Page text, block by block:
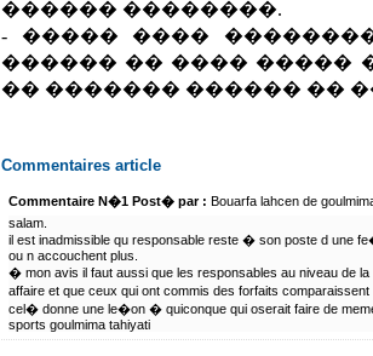
������ ��������.
- ����� ����
������ �� ���� �����
�� ������� ������ ��
Commentaires article
Commentaire N�1 Post� par : Bouarfa lahcen de
salam.
il est inadmissible qu responsable reste � son poste d une
ou n accouchent plus.
� mon avis il faut aussi que les responsables au niveau de
affaire et que ceux qui ont commis des forfaits
cel� donne une le�on � quiconque qui oserait faire de
sports goulmima tahiyati